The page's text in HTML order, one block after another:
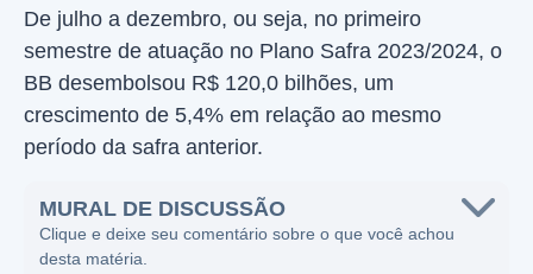
De julho a dezembro, ou seja, no primeiro
semestre de atuação no Plano Safra 2023/2024, o
BB desembolsou R$ 120,0 bilhões, um
crescimento de 5,4% em relação ao mesmo
período da safra anterior.
MURAL DE DISCUSSÃO
Clique e deixe seu comentário sobre o que você achou
desta matéria.